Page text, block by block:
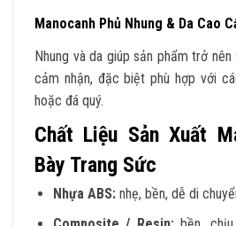
Manocanh Phủ Nhung & Da Cao
Nhung và da giúp sản phẩm trở
cảm nhận, đặc biệt phù hợp với
hoặc đá quý.
Chất Liệu Sản Xuất
Bày Trang Sức
Nhựa ABS:nhẹ, bền, dễ di